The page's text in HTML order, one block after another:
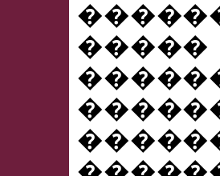
�����